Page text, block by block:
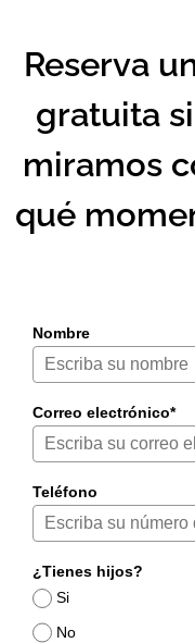
Reserva
gratuita
miramos
qué
Nombre
Correo electrónico*
Teléfono
¿Tienes hijos?
Si
No